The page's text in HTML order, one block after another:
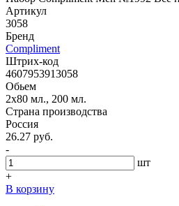
Артикул
3058
Бренд
Compliment
Штрих-код
4607953913058
Обьем
2х80 мл., 200 мл.
Страна производства
Россия
26.27 руб.
-
шт
+
В корзину